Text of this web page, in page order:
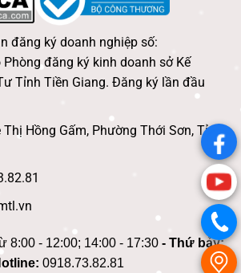
đăng ký doanh nghiệp số:
đăng ký kinh doanh sở Kế
Tỉnh Tiền Giang. Đăng ký lần đầu
Hồng Gấm, Phường Thới Sơn, Tỉnh
8:00 - 12:00; 14:00 - 17:30 - Thứ bảy:
0918.73.82.81
.
.
.
.